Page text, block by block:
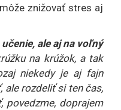
znižovať stres aj
ale aj na voľný
na krúžok, a tak
niekedy je aj fajn
ale rozdeliť si ten čas,
povedzme, doprajem